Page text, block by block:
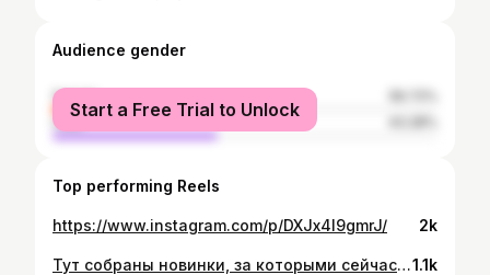
Audience gender
female
male
Start a Free Trial to Unlock
Top performing Reels
https://www.instagram.com/p/DXJx4I9gmrJ/ 2k
Тут собраны новинки, за которыми сейчас все гоняются 😍 реально крутые продукты — сразу видно результат я выбрала для вас самое топовое ✨ всё добавила в описание — забирай, пока есть 💌 — хайлайтер — тон — пудра — тени — блеск — румяна — бронзер — фиксатор Спасибо @monamie.kz за мой идеальный бьюти-набор 🤍✨1.1k